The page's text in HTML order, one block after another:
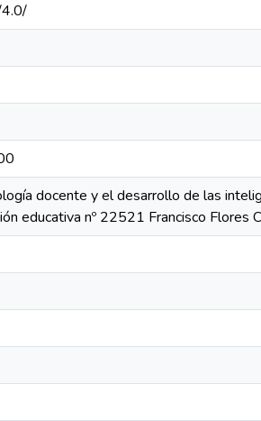
docente y el desarrollo de las
educativa nº 22521 Francisco Flores